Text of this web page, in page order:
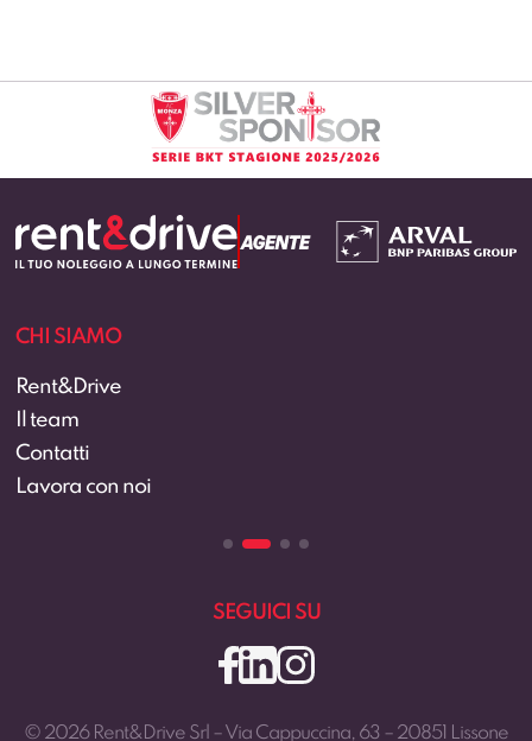
CHI SIAMO
Rent&Drive
Il team
Contatti
Lavora con noi
SEGUICI SU
© 2026 Rent&Drive Srl – Via Cappuccina, 63 – 20851 Lissone